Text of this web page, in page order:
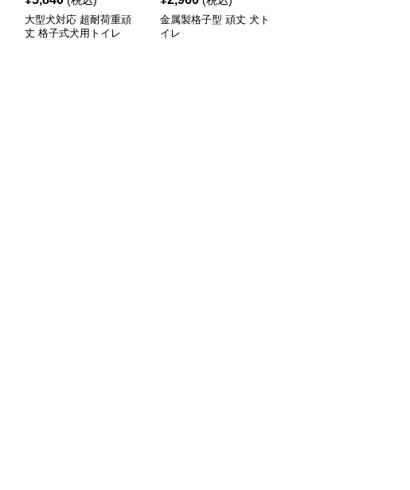
大型犬対応 超耐荷重頑
丈 格子式犬用トイレ
金属製格子型 頑丈 犬ト
イレ